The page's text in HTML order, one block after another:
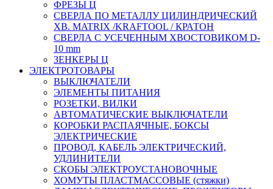
ФРЕЗЫ Ц
СВЕРЛА ПО МЕТАЛЛУ ЦИЛИНДРИЧЕСКИЙ
ХВ. MATRIX /KRAFTOOL / КРАТОН
СВЕРЛА С УСЕЧЕННЫМ ХВОСТОВИКОМ D-
10 mm
ЗЕНКЕРЫ Ц
ЭЛЕКТРОТОВАРЫ
ВЫКЛЮЧАТЕЛИ
ЭЛЕМЕНТЫ ПИТАНИЯ
РОЗЕТКИ, ВИЛКИ
АВТОМАТИЧЕСКИЕ ВЫКЛЮЧАТЕЛИ
КОРОБКИ РАСПАЯЧНЫЕ, БОКСЫ
ЭЛЕКТРИЧЕСКИЕ
ПРОВОД, КАБЕЛЬ ЭЛЕКТРИЧЕСКИЙ,
УДЛИНИТЕЛИ
СКОБЫ ЭЛЕКТРОУСТАНОВОЧНЫЕ
ХОМУТЫ ПЛАСТМАССОВЫЕ (стяжки)